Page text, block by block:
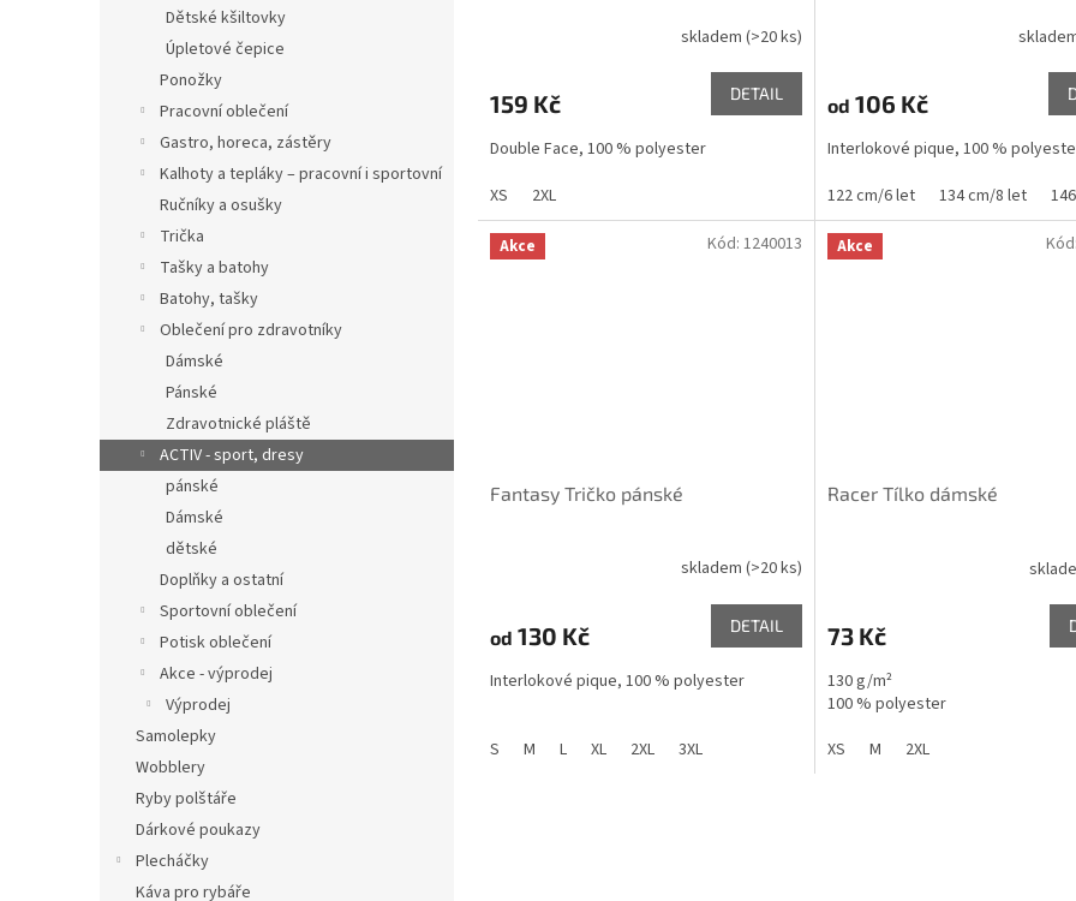
Dětské kšiltovky
Úpletové čepice
Ponožky
Pracovní oblečení
Gastro, horeca, zástěry
Kalhoty a tepláky – pracovní i sportovní
Ručníky a osušky
Trička
Tašky a batohy
Batohy, tašky
Oblečení pro zdravotníky
Dámské
Pánské
Zdravotnické pláště
ACTIV - sport, dresy
pánské
Dámské
dětské
Doplňky a ostatní
Sportovní oblečení
Potisk oblečení
Akce - výprodej
Výprodej
Samolepky
Wobblery
Ryby polštáře
Dárkové poukazy
Plecháčky
Káva pro rybáře
skladem (>20 ks)
159 Kč DETAIL
Double Face, 100 % polyester
XS
2XL
od 106 Kč
Interlokové pique, 100 %
122 cm/6 let
134 cm/8 let
Akce
Fantasy Tričko pánské
skladem (>20 ks)
od 130 Kč DETAIL
Interlokové pique, 100 % polyester
S M L XL 2XL 3XL
Kód: 1240013 Akce
Racer Tílko dámské
73 Kč
130 g/m²
100 % polyester
XS
M 2XL
Kód: